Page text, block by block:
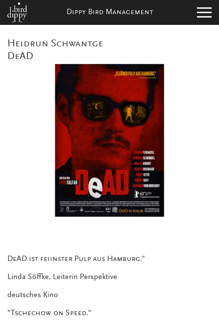
Dippy Bird Management
Heidrun Schwantge
DeAD
DeAD ist feiinster Pulp aus Hamburg."
Linda Söffke, Leiterin Perspektive
deutsches Kino
"Tschechow on Speed."